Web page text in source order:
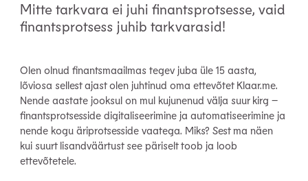
Mitte tarkvara ei juhi finantsprotsesse, vaid
finantsprotsess juhib tarkvarasid!
Olen olnud finantsmaailmas tegev juba üle 15 aasta,
lõviosa sellest ajast olen juhtinud oma ettevõtet Klaar.me.
Nende aastate jooksul on mul kujunenud välja suur kirg –
finantsprotsesside digitaliseerimine ja automatiseerimine ja
nende kogu äriprotsesside vaatega. Miks? Sest ma näen
kui suurt lisandväärtust see päriselt toob ja loob
ettevõtetele.